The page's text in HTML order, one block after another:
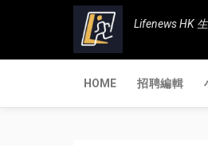
Lifenews HK
HOME 招聘編輯